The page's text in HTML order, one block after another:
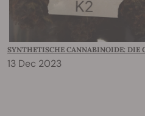
SYNTHETISCHE CANNABINOIDE: DIE
13 Dec 2023